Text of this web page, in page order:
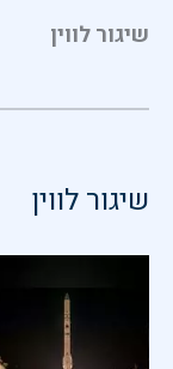
שיגור לווין
שיגור לווין